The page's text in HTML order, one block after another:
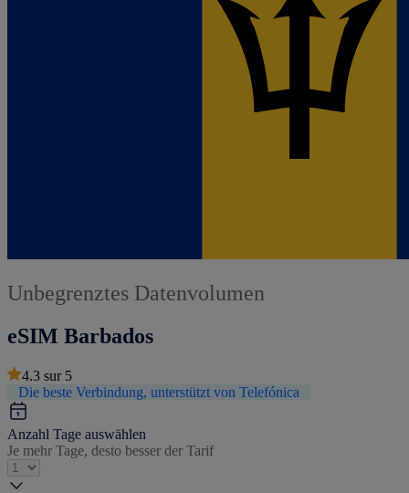
Unbegrenztes Datenvolumen
eSIM Barbados
4.3 sur 5
Die beste Verbindung, unterstützt von Telefónica
Anzahl Tage auswählen
Je mehr Tage, desto besser der Tarif